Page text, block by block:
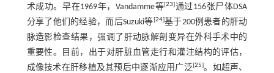
术成功。早在1969年，Vandamme等[23]通过156张尸体DSA
分享了他们的经验，而后Suzuki等[24]基于200例患者的肝动
脉造影检查结果，强调了肝动脉解剖变异在外科手术中的
重要性。目前，出于对肝脏血管走行和灌注结构的评估，
成像技术在肝移植及其预后中逐渐应用广泛[25]。如超声、